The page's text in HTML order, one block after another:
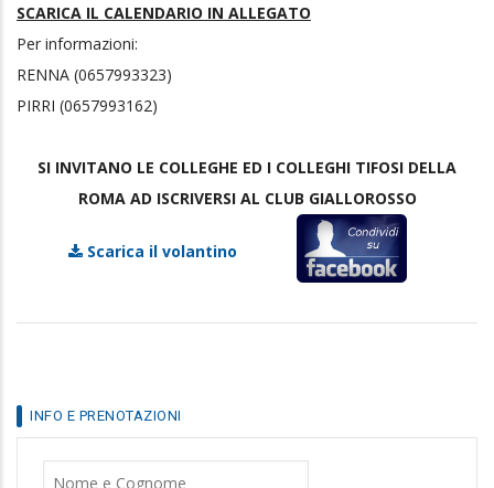
SCARICA IL CALENDARIO IN ALLEGATO
Per informazioni:
RENNA (0657993323)
PIRRI (0657993162)
SI INVITANO LE COLLEGHE ED I COLLEGHI TIFOSI DELLA
ROMA AD ISCRIVERSI AL CLUB GIALLOROSSO
Scarica il volantino
INFO E PRENOTAZIONI
Nome